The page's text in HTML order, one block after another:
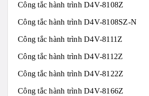
Công tắc hành trình D4V-8108Z
Công tắc hành trình D4V-8108SZ-N
Công tắc hành trình D4V-8111Z
Công tắc hành trình D4V-8112Z
Công tắc hành trình D4V-8122Z
Công tắc hành trình D4V-8166Z